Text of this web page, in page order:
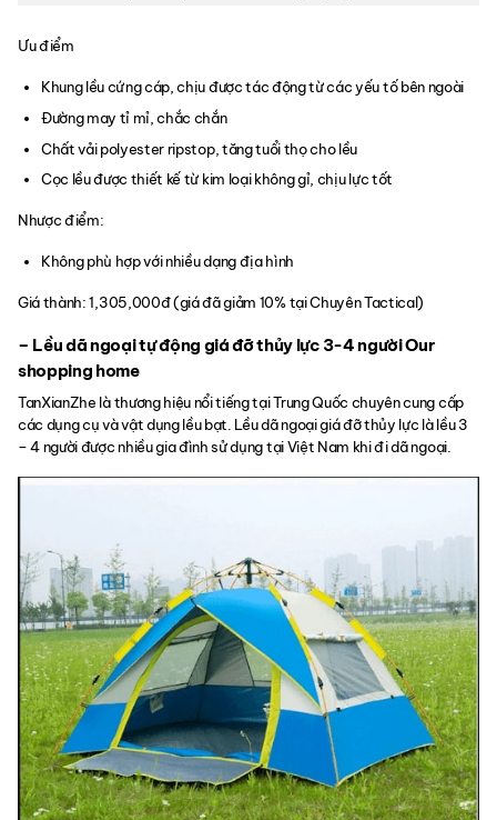
Ưu điểm
Khung lều cứng cáp, chịu được tác động từ các yếu tố bên ngoài
Đường may tỉ mỉ, chắc chắn
Chất vải polyester ripstop, tăng tuổi thọ cho lều
Cọc lều được thiết kế từ kim loại không gỉ, chịu lực tốt
Nhược điểm:
Không phù hợp với nhiều dạng địa hình
Giá thành: 1,305,000đ (giá đã giảm 10% tại Chuyên Tactical)
– Lều dã ngoại tự động giá đỡ thủy lực 3-4 người Our
shopping home
TanXianZhe là thương hiệu nổi tiếng tại Trung Quốc chuyên cung cấp
các dụng cụ và vật dụng lều bạt. Lều dã ngoại giá đỡ thủy lực là lều 3
– 4 người được nhiều gia đình sử dụng tại Việt Nam khi đi dã ngoại.